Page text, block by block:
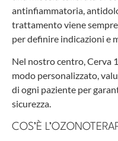
antinfiammatoria,
trattamento viene
per definire indicazioni e
Nel nostro centro, Cerva
modo personalizzato,
di ogni paziente per
sicurezza.
COS’È